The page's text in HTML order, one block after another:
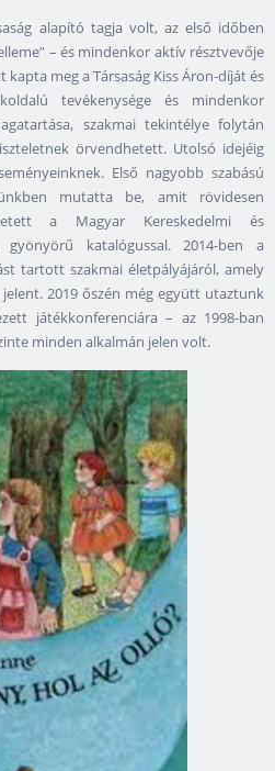
alapító tagja volt, az első időben
– és mindenkor aktív résztvevője
meg a Társaság Kiss Áron-díját és
tevékenysége és mindenkor
szakmai tekintélye folytán
örvendhetett. Utolsó idejéig
Első nagyobb szabású
mutatta be, amit rövidesen
a Magyar Kereskedelmi és
gyönyörű katalógussal. 2014-ben a
tartott szakmai életpályájáról, amely
2019 őszén még együtt utaztunk
játékkonferenciára – az 1998-ban
minden alkalmán jelen volt.